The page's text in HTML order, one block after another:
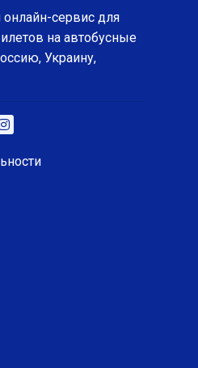
сервис для
на автобусные
Украину,